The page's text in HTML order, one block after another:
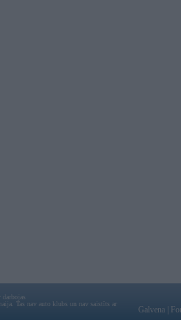
Tas nav auto klubs un nav saistīts ar
Galvena